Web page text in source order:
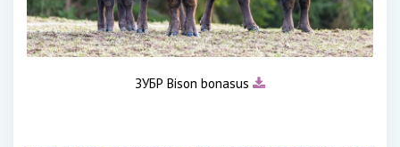
ЗУБР Bison bonasus